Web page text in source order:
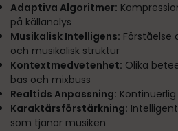
Adaptiva Algoritmer:
på källanalys
Musikalisk Intelligens: Förståelse
och musikalisk struktur
Kontextmedvetenhet: Olika
bas och mixbuss
Realtids Anpassning:
Karaktärsförstärkning:
som tjänar musiken